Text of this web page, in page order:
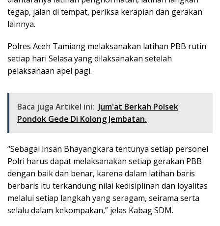
tegap, jalan di tempat, periksa kerapian dan gerakan
lainnya.
Polres Aceh Tamiang melaksanakan latihan PBB rutin
setiap hari Selasa yang dilaksanakan setelah
pelaksanaan apel pagi.
Baca juga Artikel ini: Jum'at Berkah Polsek
Pondok Gede Di Kolong Jembatan.
“Sebagai insan Bhayangkara tentunya setiap personel
Polri harus dapat melaksanakan setiap gerakan PBB
dengan baik dan benar, karena dalam latihan baris
berbaris itu terkandung nilai kedisiplinan dan loyalitas
melalui setiap langkah yang seragam, seirama serta
selalu dalam kekompakan,” jelas Kabag SDM.